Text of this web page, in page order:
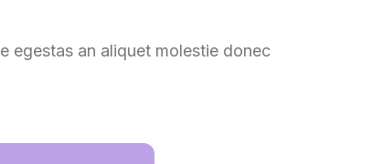
egestas an aliquet molestie donec